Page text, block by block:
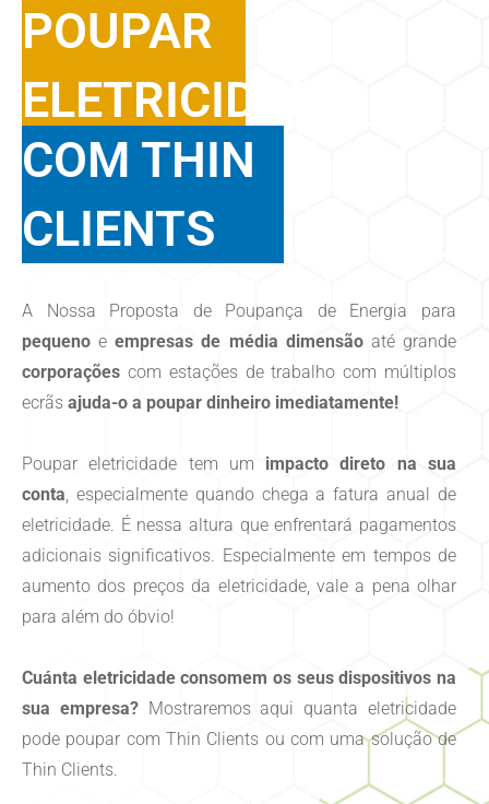
POUPAR
ELETRICIDADE
COM THIN
CLIENTS
A Nossa Proposta de Poupança de Energia para
pequeno eempresas de média dimensãoaté grande
corporações com estações de trabalho com múltiplos
ecrãs ajuda-o a poupar dinheiro imediatamente!
Poupar eletricidade tem um impacto direto na sua
conta, especialmente quando chega a fatura anual de
eletricidade. É nessa altura que enfrentará pagamentos
adicionais significativos. Especialmente em tempos de
aumento dos preços da eletricidade, vale a pena olhar
para além do óbvio!
Cuánta eletricidade consomem os seus dispositivos na
sua empresa?Mostraremos aqui quanta eletricidade
pode poupar com Thin Clients ou com uma solução de
Thin Clients.